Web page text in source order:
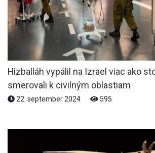
Hizballáh vypálil na Izrael viac ako
smerovali k civilným oblastiam
22. september 2024 595